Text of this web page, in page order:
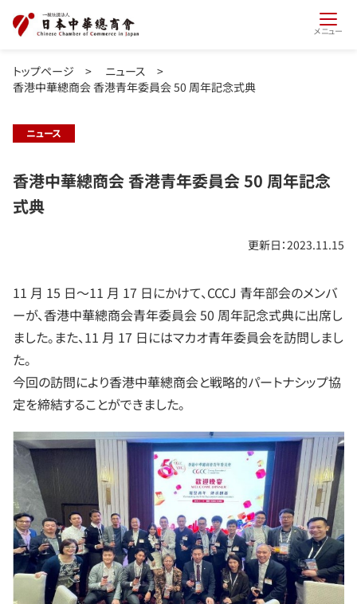
メニュー
トップページ > ニュース >
香港中華總商会 香港青年委員会 50 周年記念式典
ニュース
香港中華總商会 香港青年委員会 50 周年記念
式典
更新日：2023.11.15
11 月 15 日～11 月 17 日にかけて、CCCJ 青年部会のメンバ
ーが、香港中華總商会青年委員会 50 周年記念式典に出席し
ました。また、11 月 17 日にはマカオ青年委員会を訪問しまし
た。
今回の訪問により香港中華總商会と戦略的パートナシップ協
定を締結することができました。